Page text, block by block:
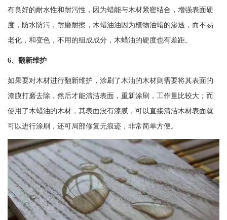
有良好的耐水性和耐污性，因为蜡能与木材紧密结合，增强表面硬
度，防水防污，耐磨耐擦，木蜡油油因为植物油蜡的渗透，而不易
老化，和变色，不用的组成成分，木蜡油的硬度也有差距。
6、翻新维护
如果要对木材进行翻新维护，涂刷了木油的木材则需要将其表面的
漆膜打磨去除，然后才能清洁表面，重新涂刷，工作量比较大；而
使用了木蜡油的木材，其表面没有漆膜，可以直接清洁木材表面就
可以进行涂刷，还可局部修复无痕迹，非常简单方便。